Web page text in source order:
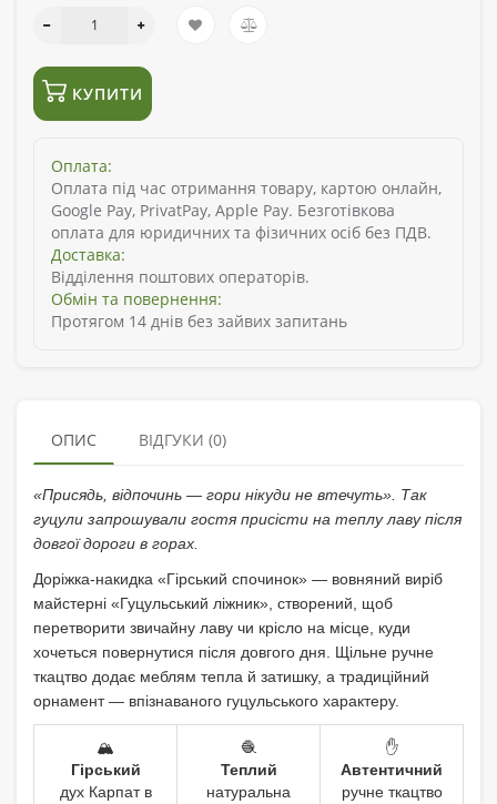
КУПИТИ
Оплата:
Оплата під час отримання товару, картою онлайн,
Google Pay, PrivatPay, Apple Pay. Безготівкова
оплата для юридичних та фізичних осіб без ПДВ.
Доставка:
Відділення поштових операторів.
Обмін та повернення:
Протягом 14 днів без зайвих запитань
ОПИС ВІДГУКИ (0)
«Присядь, відпочинь — гори нікуди не втечуть». Так
гуцули запрошували гостя присісти на теплу лаву після
довгої дороги в горах.
Доріжка-накидка «Гірський спочинок» — вовняний виріб
майстерні «Гуцульський ліжник», створений, щоб
перетворити звичайну лаву чи крісло на місце, куди
хочеться повернутися після довгого дня. Щільне ручне
ткацтво додає меблям тепла й затишку, а традиційний
орнамент — впізнаваного гуцульського характеру.
🏔️
Гірський
дух Карпат в
🧶
Теплий
натуральна
✋
Автентичний
ручне ткацтво